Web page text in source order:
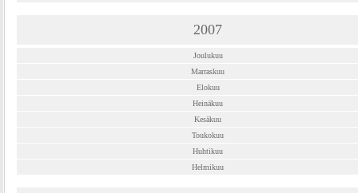
2007
Joulukuu
Marraskuu
Elokuu
Heinäkuu
Kesäkuu
Toukokuu
Huhtikuu
Helmikuu